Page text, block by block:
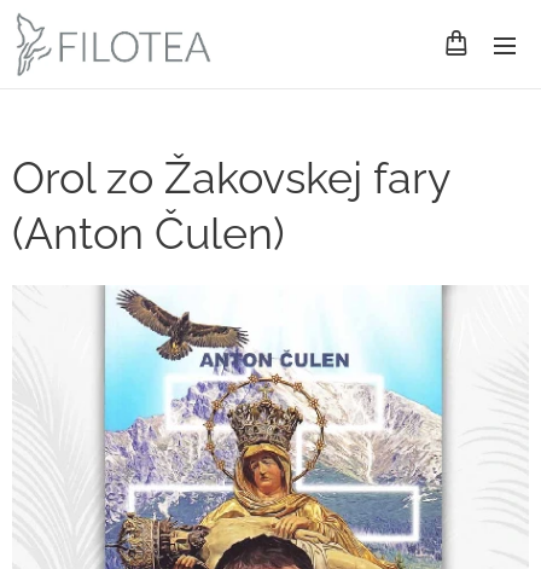
Orol zo Žakovskej fary
(Anton Čulen)